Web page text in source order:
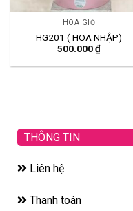
HOA GIỎ
HG201 ( HOA NHẬP)
500.000₫
THÔNG TIN
Liên hệ
Thanh toán